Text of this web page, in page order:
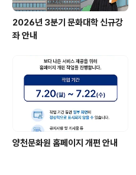
2026년 3분기 문화대학 신규강
좌 안내
양천문화원 홈페이지 개편 안내